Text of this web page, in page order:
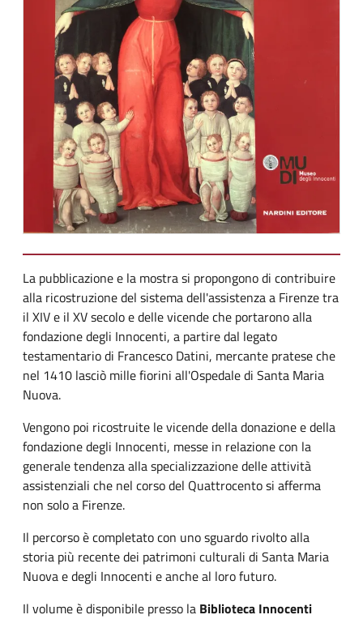
La pubblicazione e la mostra si propongono di contribuire
alla ricostruzione del sistema dell'assistenza a Firenze tra
il XIV e il XV secolo e delle vicende che portarono alla
fondazione degli Innocenti, a partire dal legato
testamentario di Francesco Datini, mercante pratese che
nel 1410 lasciò mille fiorini all'Ospedale di Santa Maria
Nuova.
Vengono poi ricostruite le vicende della donazione e della
fondazione degli Innocenti, messe in relazione con la
generale tendenza alla specializzazione delle attività
assistenziali che nel corso del Quattrocento si afferma
non solo a Firenze.
Il percorso è completato con uno sguardo rivolto alla
storia più recente dei patrimoni culturali di Santa Maria
Nuova e degli Innocenti e anche al loro futuro.
Il volume è disponibile presso la Biblioteca Innocenti